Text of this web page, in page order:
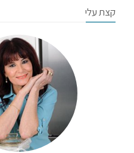
קצת עלי